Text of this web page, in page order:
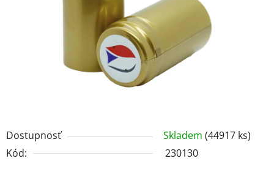
Dostupnosť Skladem (44917 ks)
Kód:
230130